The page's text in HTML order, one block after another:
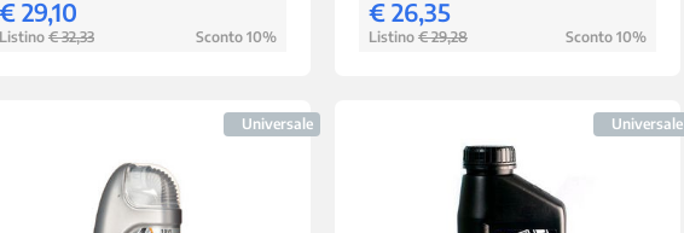
29,10
€ 32,33 Sconto 10%
€ 26,35
Listino € 29,28 Sconto 10%
Universale Universale